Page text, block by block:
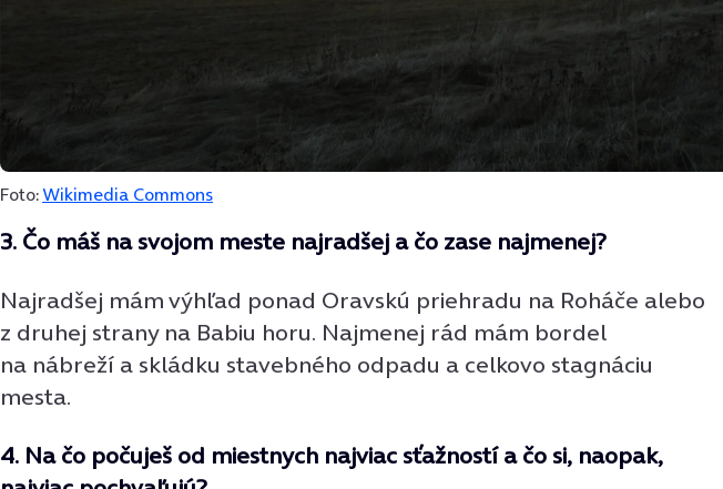
Foto:Wikimedia Commons
3. Čo máš na svojom meste najradšej a čo zase najmenej?
Najradšej mám výhľad ponad Oravskú priehradu na Roháče alebo
z druhej strany na Babiu horu. Najmenej rád mám bordel
na nábreží a skládku stavebného odpadu a celkovo stagnáciu
mesta.
4. Na čo počuješ od miestnych najviac sťažností a čo si, naopak,